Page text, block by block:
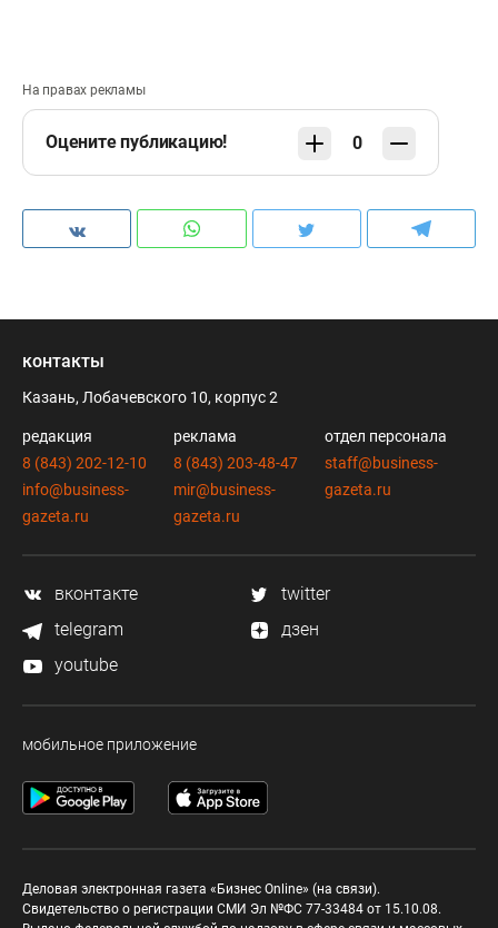
На правах рекламы
Оцените публикацию! 0
контакты
Казань, Лобачевского 10, корпус 2
редакция
8 (843) 202-12-10
info@business-
gazeta.ru
реклама
8 (843) 203-48-47
mir@business-
gazeta.ru
отдел персонала
staff@business-
gazeta.ru
вконтакте
twitter
telegram
дзен
youtube
мобильное приложение
Деловая электронная газета «Бизнес Online» (на связи).
Свидетельство о регистрации СМИ Эл №ФС 77-33484 от 15.10.08.